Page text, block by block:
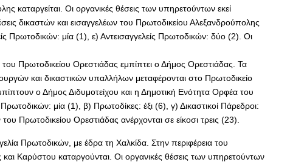
καταργείται. Οι οργανικές θέσεις των υπηρετούντων εκεί
δικαστών και εισαγγελέων του Πρωτοδικείου Αλεξανδρούπολης
Πρωτοδικών: μία (1), ε) Αντεισαγγελείς Πρωτοδικών: δύο (2). Οι
Πρωτοδικείου Ορεστιάδας εμπίπτει ο Δήμος Ορεστιάδας. Τα
και δικαστικών υπαλλήλων μεταφέρονται στο Πρωτοδικείο
ο Δήμος Διδυμοτείχου και η Δημοτική Ενότητα Ορφέα του
μία (1), β) Πρωτοδίκες: έξι (6), γ) Δικαστικοί Πάρεδροι:
Πρωτοδικείου Ορεστιάδας ανέρχονται σε είκοσι τρεις (23).
Πρωτοδικών, με έδρα τη Χαλκίδα. Στην περιφέρεια του
και Καρύστου καταργούνται. Οι οργανικές θέσεις των υπηρετούντων